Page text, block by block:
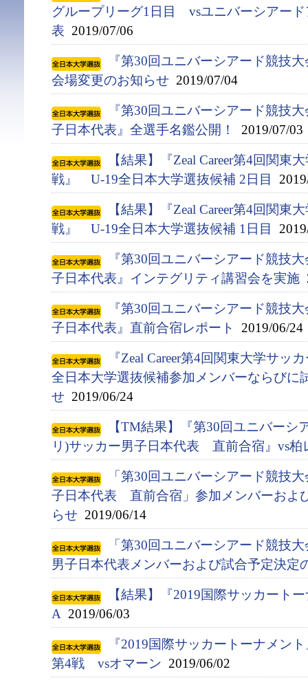
グループリーグ1日目 vsユニバーシアー
表 2019/07/06
『第30回ユニバーシアード競技
会場変更のお知らせ 2019/07/04
『第30回ユニバーシアード競技
子日本代表』全選手名鑑公開！
2019/07/03
【結果】『Zeal Career第4回関東
戦』 U-19全日本大学選抜候補 2日目
【結果】『Zeal Career第4回関東
戦』 U-19全日本大学選抜候補 1日目
『第30回ユニバーシアード競技
子日本代表』インテグリティ講習会を実施
『第30回ユニバーシアード競技
子日本代表』直前合宿レポート
2019/06/24
『Zeal Career第4回関東大学サ
全日本大学選抜候補参加メンバーならびに
せ 2019/06/24
【TM結果】『第30回ユニバーシ
リ)サッカー男子日本代表 直前合宿』vs柏
「第30回ユニバーシアード競技
子日本代表 直前合宿」参加メンバーおよ
らせ 2019/06/14
「第30回ユニバーシアード競技
男子日本代表メンバーおよび試合予定決定
【結果】『2019国際サッカート
A 2019/06/03
『2019国際サッカートーナメン
第4戦 vsオマーン 2019/06/02